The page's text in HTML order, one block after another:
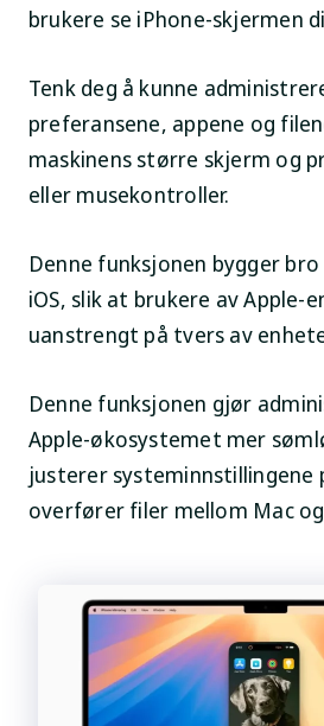
brukere se iPhone-skjermen
Tenk deg å kunne
preferansene, appene og
maskinens større skjerm og
eller musekontroller.
Denne funksjonen bygger
iOS, slik at brukere av Apple-
uanstrengt på tvers av
Denne funksjonen gjør
Apple-økosystemet mer
justerer systeminnstillingene
overfører filer mellom Mac